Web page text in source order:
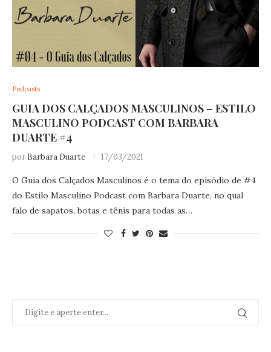
Podcasts
GUIA DOS CALÇADOS MASCULINOS – ESTILO
MASCULINO PODCAST COM BARBARA
DUARTE #4
por Barbara Duarte 17/03/2021
O Guia dos Calçados Masculinos é o tema do episódio de #4
do Estilo Masculino Podcast com Barbara Duarte, no qual
falo de sapatos, botas e tênis para todas as…